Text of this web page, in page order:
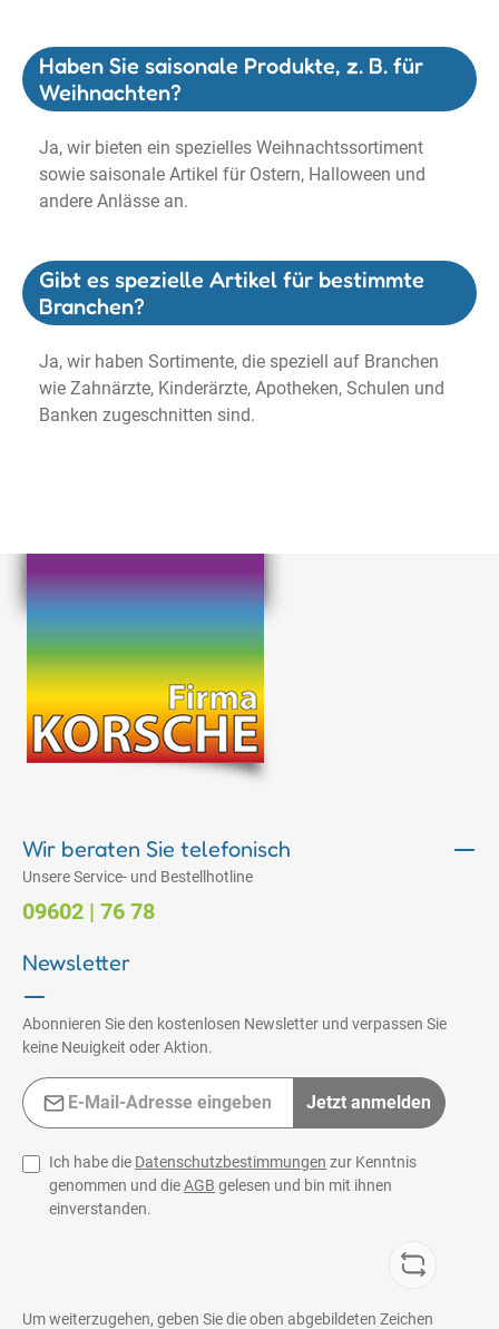
Haben Sie saisonale Produkte, z. B. für
Weihnachten?
Ja, wir bieten ein spezielles Weihnachtssortiment
sowie saisonale Artikel für Ostern, Halloween und
andere Anlässe an.
Gibt es spezielle Artikel für bestimmte
Branchen?
Ja, wir haben Sortimente, die speziell auf Branchen
wie Zahnärzte, Kinderärzte, Apotheken, Schulen und
Banken zugeschnitten sind.
Wir beraten Sie telefonisch
Unsere Service- und Bestellhotline
09602 | 76 78
Newsletter
Abonnieren Sie den kostenlosen Newsletter und verpassen Sie
keine Neuigkeit oder Aktion.
E-Mail-Adresse*
Jetzt anmelden
Ich habe die Datenschutzbestimmungen zur Kenntnis
genommen und dieAGB gelesen und bin mit ihnen
einverstanden.
Um weiterzugehen, geben Sie die oben abgebildeten Zeichen